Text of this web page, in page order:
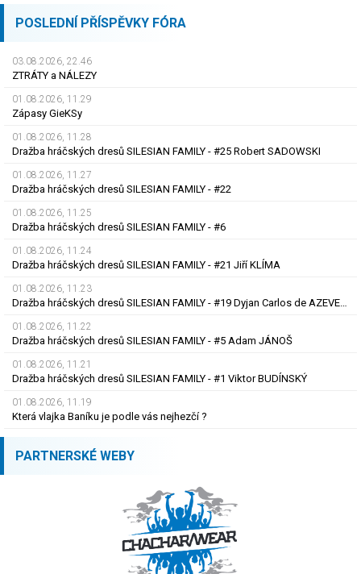
POSLEDNÍ PŘÍSPĚVKY FÓRA
03.08.2026, 22.46
ZTRÁTY a NÁLEZY
01.08.2026, 11.29
Zápasy GieKSy
01.08.2026, 11.28
Dražba hráčských dresů SILESIAN FAMILY - #25 Robert SADOWSKI
01.08.2026, 11.27
Dražba hráčských dresů SILESIAN FAMILY - #22
01.08.2026, 11.25
Dražba hráčských dresů SILESIAN FAMILY - #6
01.08.2026, 11.24
Dražba hráčských dresů SILESIAN FAMILY - #21 Jiří KLÍMA
01.08.2026, 11.23
Dražba hráčských dresů SILESIAN FAMILY - #19 Dyjan Carlos de AZEVEDO
01.08.2026, 11.22
Dražba hráčských dresů SILESIAN FAMILY - #5 Adam JÁNOŠ
01.08.2026, 11.21
Dražba hráčských dresů SILESIAN FAMILY - #1 Viktor BUDÍNSKÝ
01.08.2026, 11.19
Která vlajka Baníku je podle vás nejhezčí ?
PARTNERSKÉ WEBY